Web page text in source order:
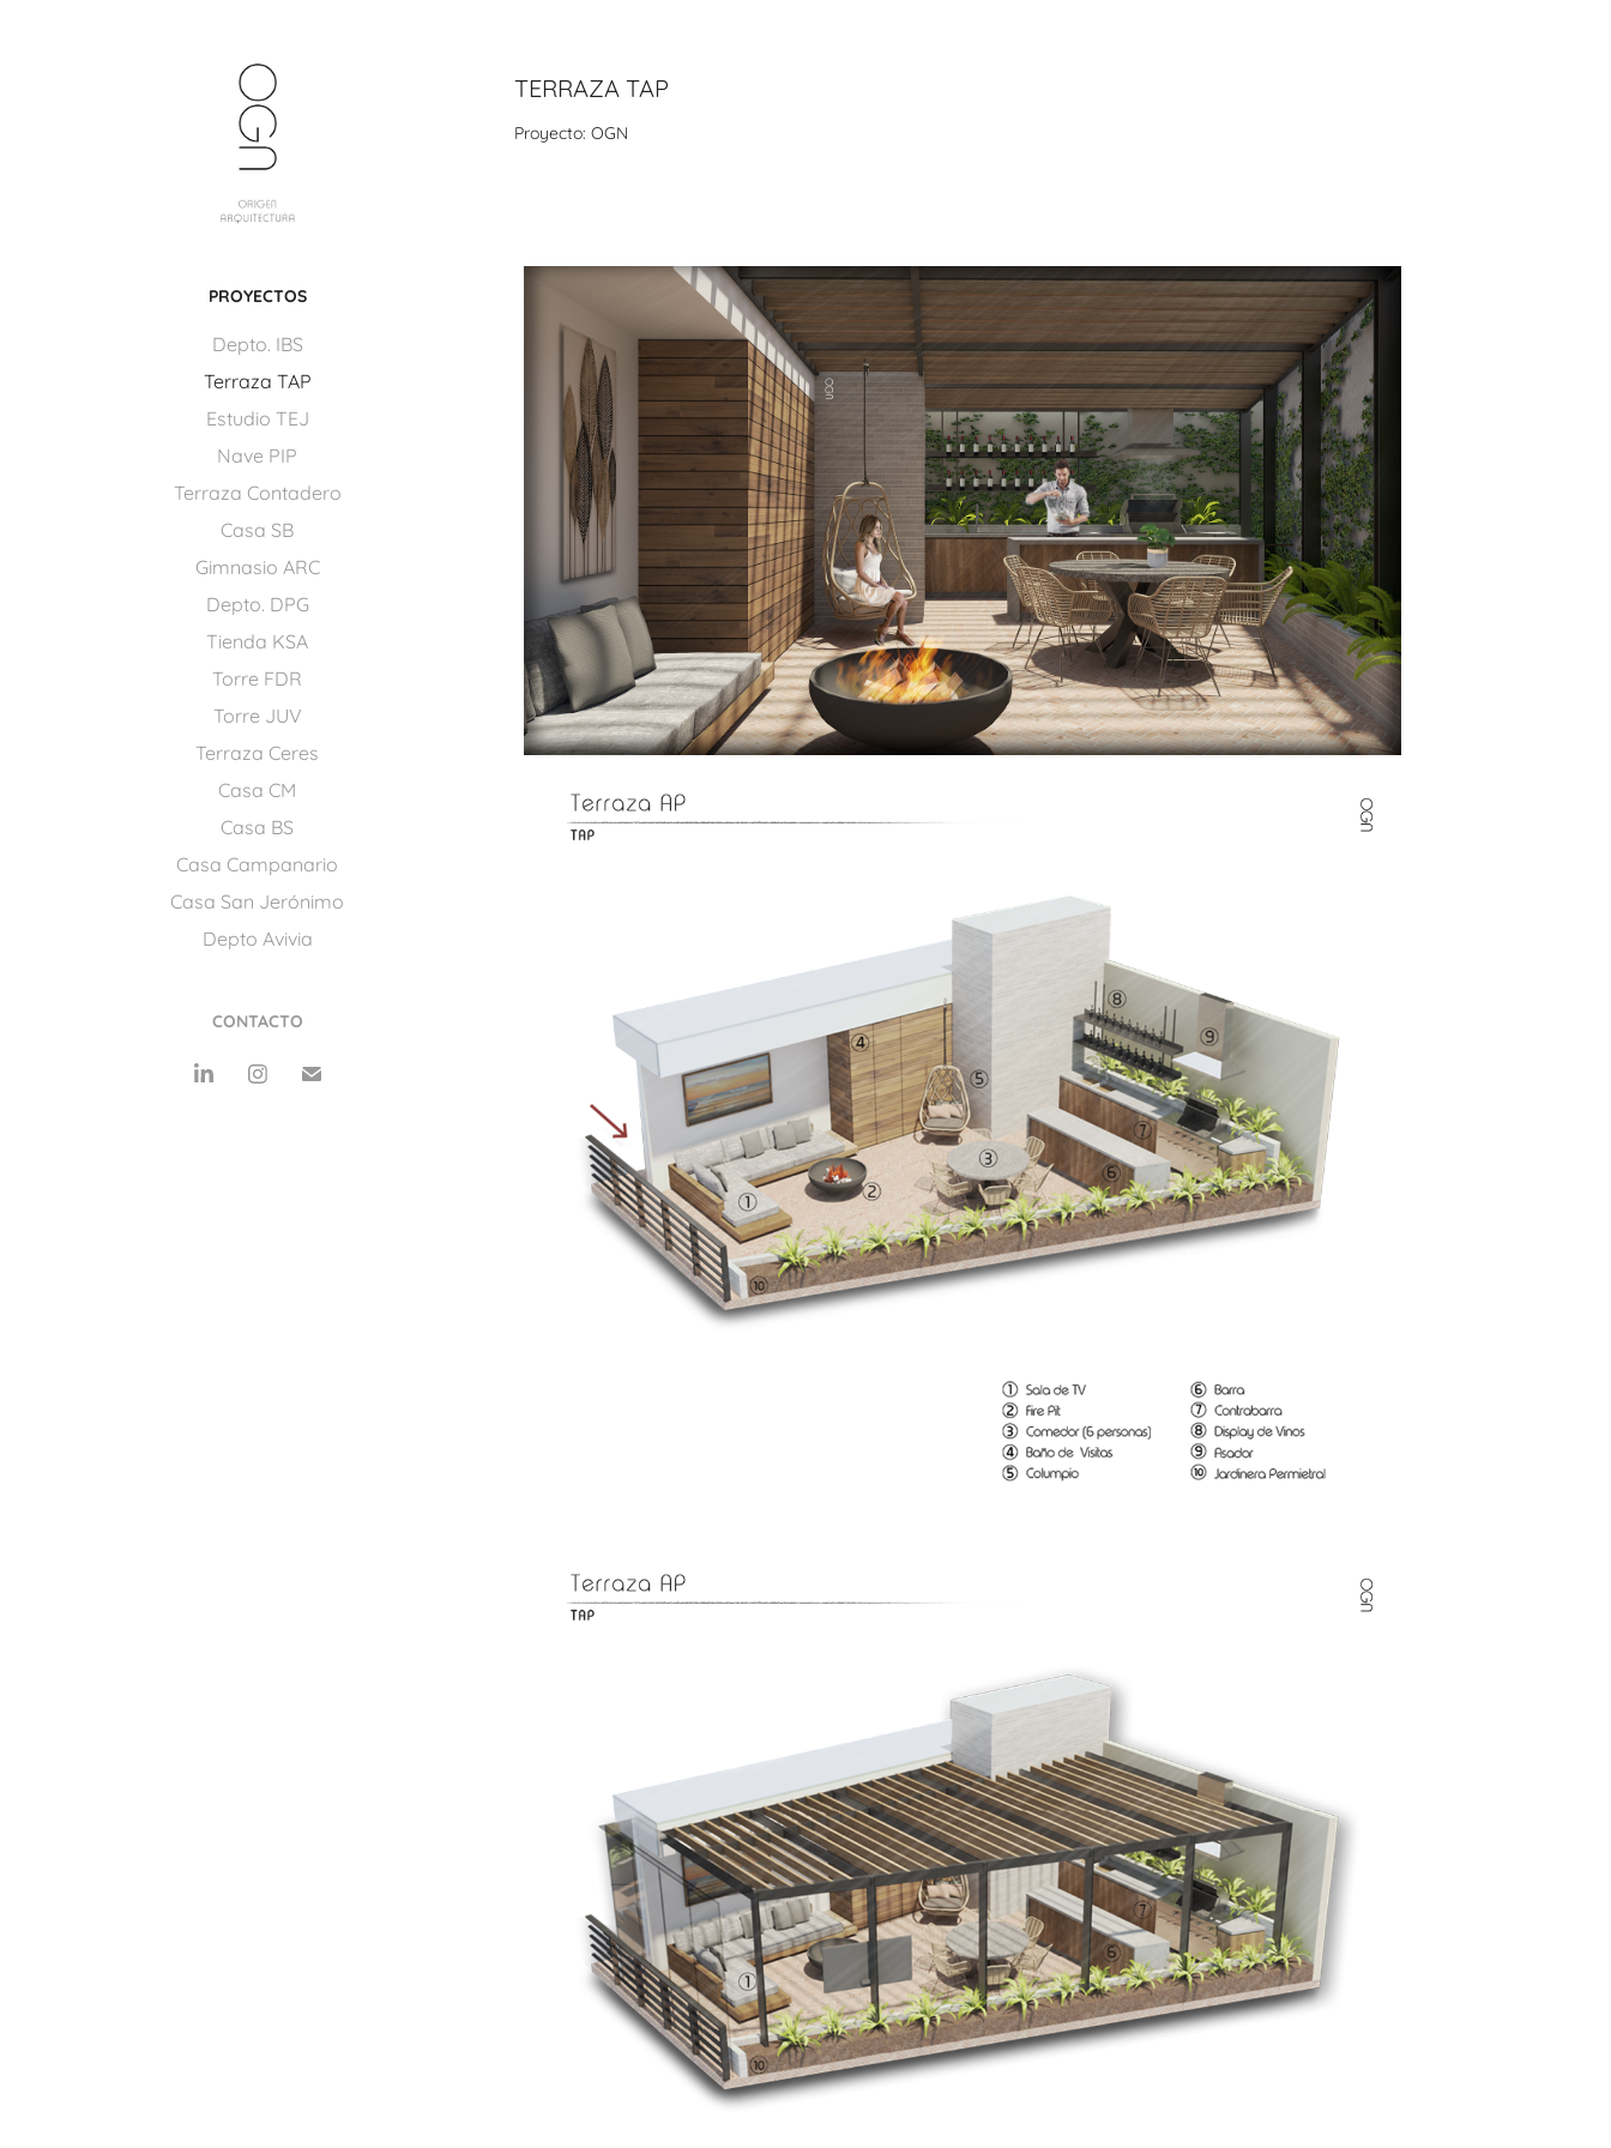
PROYECTOS
Depto. IBS
Terraza TAP
Estudio TEJ
Nave PIP
Terraza Contadero
Casa SB
Gimnasio ARC
Depto. DPG
Tienda KSA
Torre FDR
Torre JUV
Terraza Ceres
Casa CM
Casa BS
Casa Campanario
Casa San Jerónimo
Depto Avivia
CONTACTO
TERRAZA TAP
Proyecto: OGN